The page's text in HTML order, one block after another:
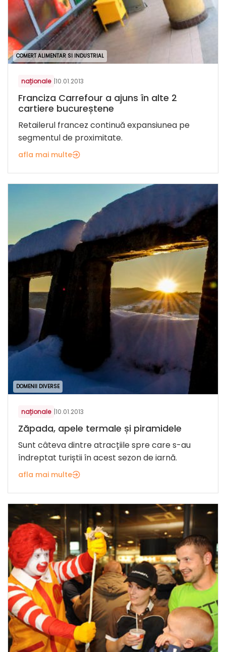
COMERT ALIMENTAR SI INDUSTRIAL
naționale |10.01.2013
Franciza Carrefour a ajuns în alte 2
cartiere bucureștene
Retailerul francez continuă expansiunea pe
segmentul de proximitate.
afla mai multe
DOMENII DIVERSE
naționale |10.01.2013
Zăpada, apele termale și piramidele
Sunt câteva dintre atracțiile spre care s-au
îndreptat turiștii în acest sezon de iarnă.
afla mai multe